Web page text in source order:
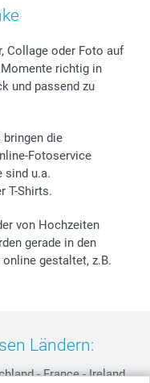
Collage oder Foto auf
richtig in
und passend zu
die
Fotoservice
sind u.a.
T-Shirts.
von Hochzeiten
gerade in den
gestaltet, z.B.
Ländern:
- France - Ireland